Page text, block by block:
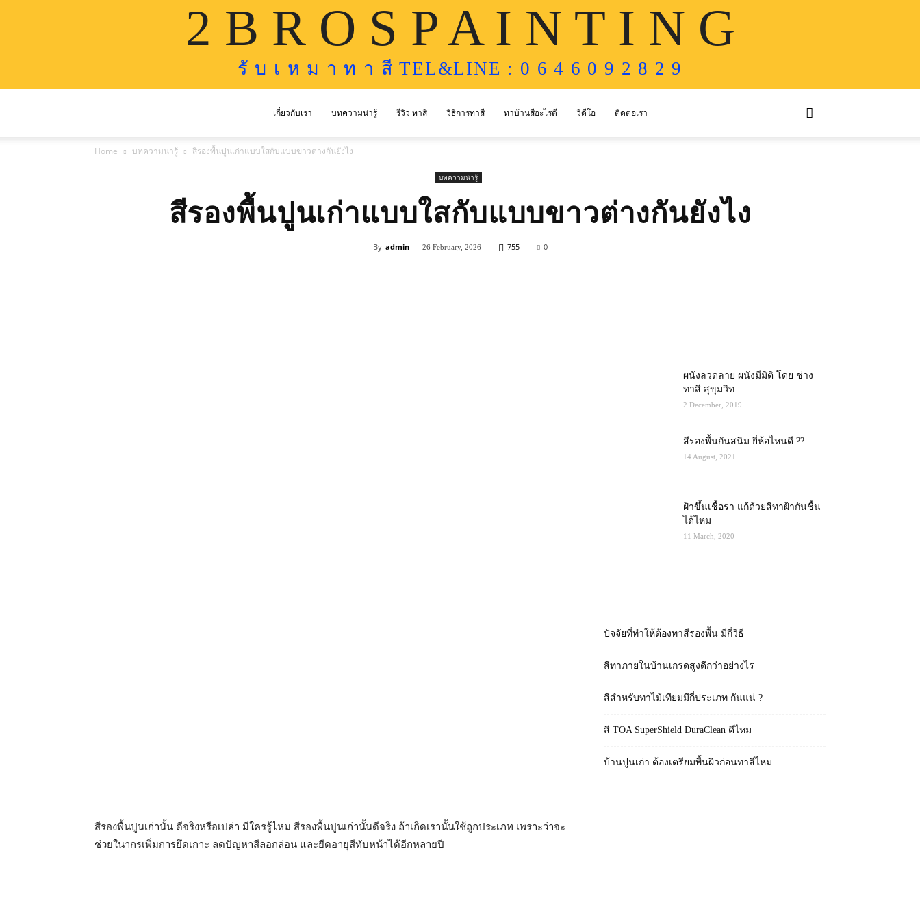
2 B R O S P A I N T I N G
รั บ เ ห ม า ท า สี TEL&LINE : 0 6 4 6 0 9 2 8 2 9
เกี่ยวกับเรา บทความน่ารู้ รีวิว ทาสี วิธีการทาสี ทาบ้านสีอะไรดี วีดีโอ ติดต่อเรา
Home บทความน่ารู้ สีรองพื้นปูนเก่าแบบใสกับแบบขาวต่างกันยังไง
บทความน่ารู้
สีรองพื้นปูนเก่าแบบใสกับแบบขาวต่างกันยังไง
By admin - 26 February, 2026 755 0
สีรองพื้นปูนเก่านั้น ดีจริงหรือเปล่า มีใครรู้ไหม สีรองพื้นปูนเก่านั้นดีจริง ถ้าเกิดเรานั้นใช้ถูกประเภท เพราะว่าจะ
ช่วยในากรเพิ่มการยึดเกาะ ลดปัญหาสีลอกล่อน และยืดอายุสีทับหน้าได้อีกหลายปี
ผนังลวดลาย ผนังมีมิติ โดย ช่าง
ทาสี สุขุมวิท
2 December, 2019
สีรองพื้นกันสนิม ยี่ห้อไหนดี ??
14 August, 2021
ฝ้าขึ้นเชื้อรา แก้ด้วยสีทาฝ้ากันชื้น
ได้ไหม
11 March, 2020
ปัจจัยที่ทำให้ต้องทาสีรองพื้น มีกี่วิธี
สีทาภายในบ้านเกรดสูงดีกว่าอย่างไร
สีสำหรับทาไม้เทียมมีกี่ประเภท กันแน่ ?
สี TOA SuperShield DuraClean ดีไหม
บ้านปูนเก่า ต้องเตรียมพื้นผิวก่อนทาสีไหม